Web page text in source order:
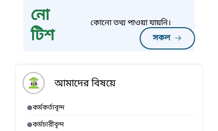
নো
টিশ
সকল
কোনো তথ্য পাওয়া যায়নি।
আমাদের বিষয়ে
কর্মকর্তাবৃন্দ
কর্মচারীবৃন্দ